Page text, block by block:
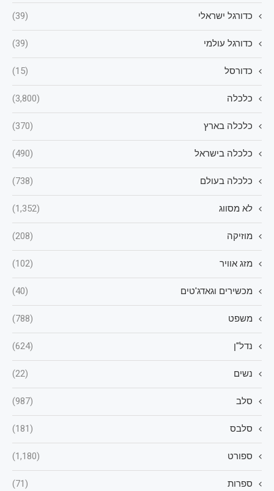
כדורגל ישראלי (39)
כדורגל עולמי (39)
כדורסל (15)
כלכלה (3,800)
כלכלה בארץ (370)
כלכלה בישראל (490)
כלכלה בעולם (738)
לא מסווג (1,352)
מוזיקה (208)
מזג אוויר (102)
מכשירים וגאדג'טים (40)
משפט (788)
נדל"ן (624)
נשים (22)
סלב (987)
סלבס (181)
ספורט (1,180)
ספרות (71)